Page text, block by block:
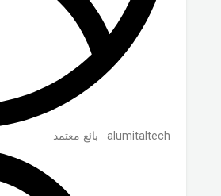
alumitaltech بائع معتمد